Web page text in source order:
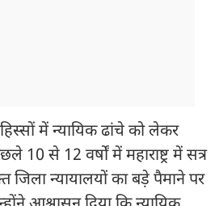
में न्यायिक ढांचे को लेकर
10 से 12 वर्षों में महाराष्ट्र में सत्र
जिला न्यायालयों का बड़े पैमाने पर